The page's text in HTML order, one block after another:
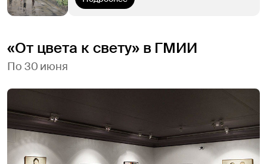
«От цвета к свету» в ГМИИ
По 30 июня